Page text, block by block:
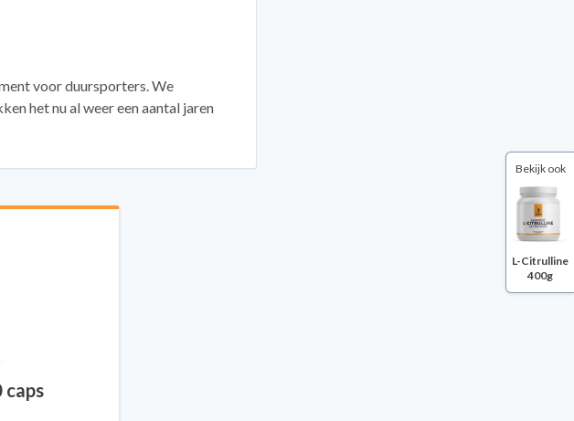
voor duursporters. We
het nu al weer een aantal jaren
caps
Bekijk ook
L-Citrulline
400g